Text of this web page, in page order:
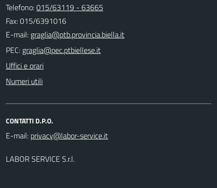
Telefono:015/63119 - 63665
Fax: 015/6391016
E-mail:
PEC:
Uffici e orari
Numeri utili
CONTATTI D.P.O.
E-mail:
LABOR SERVICE S.r.l.